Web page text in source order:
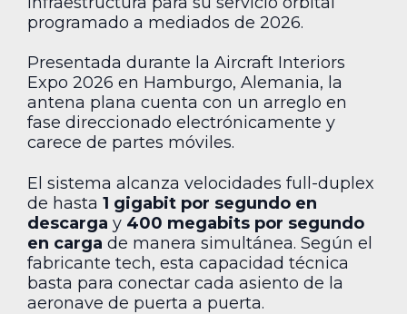
programado a mediados de 2026.
Presentada durante la Aircraft Interiors
Expo 2026 en Hamburgo, Alemania, la
antena plana cuenta con un arreglo en
fase direccionado electrónicamente y
carece de partes móviles.
El sistema alcanza velocidades full-duplex
de hasta 1 gigabit por segundo en
descarga y 400 megabits por segundo
en carga de manera simultánea. Según el
fabricante tech, esta capacidad técnica
basta para conectar cada asiento de la
aeronave de puerta a puerta.